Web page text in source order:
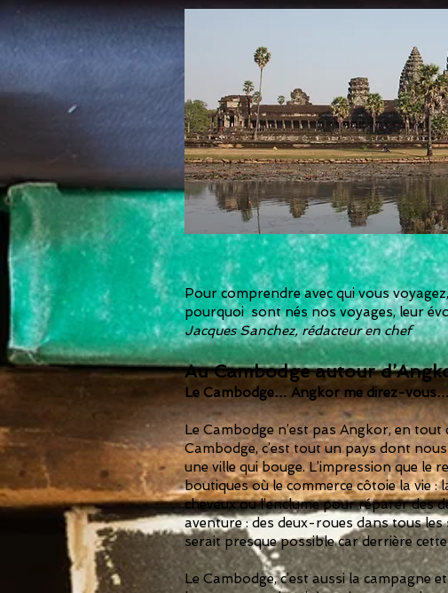
Pour comprendre avec qui vous
pourquoi sont nés nos voyages, leur
Jacques Sanchez, rédacteur en chef
Au Cambodge autour
Le Cambodge… Angkor me direz-
Le Cambodge n’est pas Angkor, en
Cambodge, c’est tout un pays dont
une ville qui bouge. L’impression que le
boutiques où le commerce côtoie la vie :
cheveux ou l’enclume pour réparer des
aventure : des deux-roues dans tous les
serait presque possible car derrière
Le Cambodge, c’est aussi la campagne